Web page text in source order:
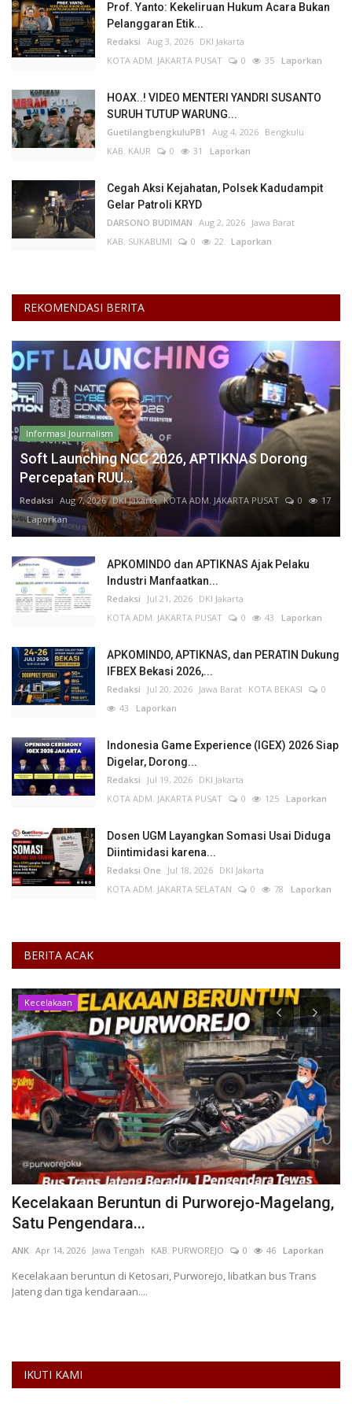
Prof. Yanto: Kekeliruan Hukum Acara Bukan
Pelanggaran Etik...
Redaksi Aug 3, 2026 DKI Jakarta
KOTA ADM. JAKARTA PUSAT
0 35 Laporkan
HOAX..! VIDEO MENTERI YANDRI SUSANTO
SURUH TUTUP WARUNG...
GuetilangbengkuluPB1 Aug 4, 2026 Bengkulu
KAB. KAUR
0 31 Laporkan
Cegah Aksi Kejahatan, Polsek Kadudampit
Gelar Patroli KRYD
DARSONO BUDIMAN Aug 2, 2026 Jawa Barat
KAB. SUKABUMI
0 22 Laporkan
REKOMENDASI BERITA
Informasi Journalism
Soft Launching NCC 2026, APTIKNAS Dorong
Percepatan RUU...
Redaksi Aug 7, 2026 DKI Jakarta KOTA ADM. JAKARTA PUSAT 0
17
Laporkan
APKOMINDO dan APTIKNAS Ajak Pelaku
Industri Manfaatkan...
Redaksi Jul 21, 2026 DKI Jakarta
KOTA ADM. JAKARTA PUSAT
0 43 Laporkan
APKOMINDO, APTIKNAS, dan PERATIN Dukung
IFBEX Bekasi 2026,...
Redaksi Jul 20, 2026 Jawa Barat KOTA BEKASI
0
43 Laporkan
Indonesia Game Experience (IGEX) 2026 Siap
Digelar, Dorong...
Redaksi Jul 19, 2026 DKI Jakarta
KOTA ADM. JAKARTA PUSAT
0 125 Laporkan
Dosen UGM Layangkan Somasi Usai Diduga
Diintimidasi karena...
Redaksi One Jul 18, 2026 DKI Jakarta
KOTA ADM. JAKARTA SELATAN
0 78 Laporkan
BERITA ACAK
Kecelakaan
Kecelakaan Beruntun di Purworejo-Magelang,
Satu Pengendara...
ANK Apr 14, 2026 Jawa Tengah KAB. PURWOREJO 0 46 Laporkan
Kecelakaan beruntun di Ketosari, Purworejo, libatkan bus Trans
Jateng dan tiga kendaraan....
IKUTI KAMI